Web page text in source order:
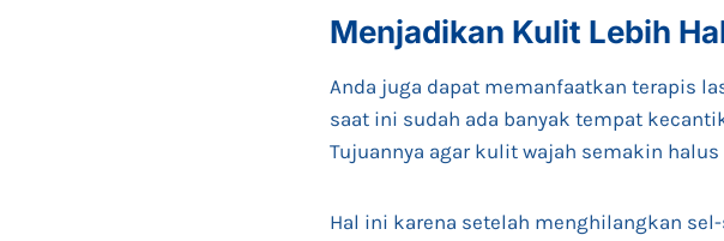
Menjadikan Kulit Lebih
Anda juga dapat memanfaatkan terapis
saat ini sudah ada banyak tempat
Tujuannya agar kulit wajah semakin halus
Hal ini karena setelah menghilangkan